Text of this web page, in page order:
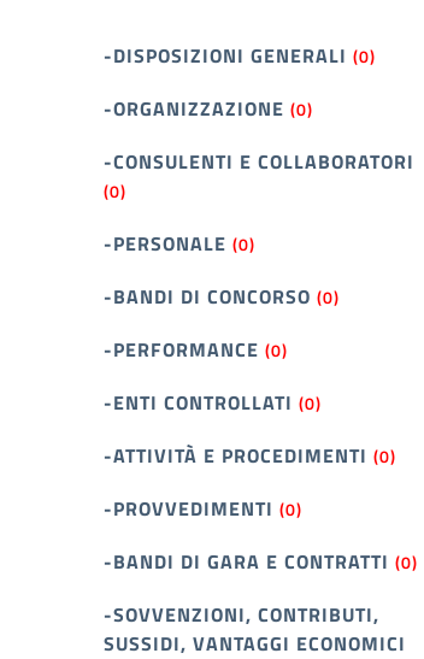
-DISPOSIZIONI GENERALI (0)
-ORGANIZZAZIONE (0)
-CONSULENTI E COLLABORATORI
(0)
-PERSONALE (0)
-BANDI DI CONCORSO (0)
-PERFORMANCE (0)
-ENTI CONTROLLATI (0)
-ATTIVITÀ E PROCEDIMENTI (0)
-PROVVEDIMENTI (0)
-BANDI DI GARA E CONTRATTI (0)
-SOVVENZIONI, CONTRIBUTI,
SUSSIDI, VANTAGGI ECONOMICI